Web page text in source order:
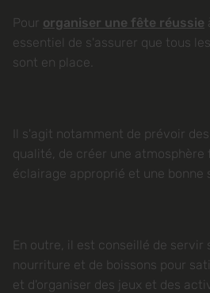
Pour organiser une fête réussie
essentiel de s'assurer que tous
sont en place.
Il s'agit notamment de prévoir
qualité, de créer une atmosphère
éclairage approprié et une bonne
En outre, il est conseillé de servir
nourriture et de boissons pour
et d'organiser des jeux et des